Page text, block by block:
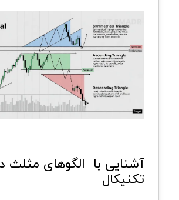
آشنایی با ‌ الگوهای مثلث
تکنیکال